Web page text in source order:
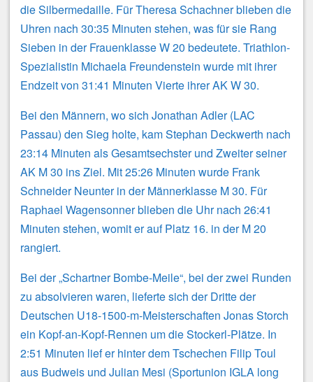
die Silbermedaille. Für Theresa Schachner blieben die
Uhren nach 30:35 Minuten stehen, was für sie Rang
Sieben in der Frauenklasse W 20 bedeutete. Triathlon-
Spezialistin Michaela Freundenstein wurde mit ihrer
Endzeit von 31:41 Minuten Vierte ihrer AK W 30.
Bei den Männern, wo sich Jonathan Adler (LAC
Passau) den Sieg holte, kam Stephan Deckwerth nach
23:14 Minuten als Gesamtsechster und Zweiter seiner
AK M 30 ins Ziel. Mit 25:26 Minuten wurde Frank
Schneider Neunter in der Männerklasse M 30. Für
Raphael Wagensonner blieben die Uhr nach 26:41
Minuten stehen, womit er auf Platz 16. in der M 20
rangiert.
Bei der „Schartner Bombe-Meile“, bei der zwei Runden
zu absolvieren waren, lieferte sich der Dritte der
Deutschen U18-1500-m-Meisterschaften Jonas Storch
ein Kopf-an-Kopf-Rennen um die Stockerl-Plätze. In
2:51 Minuten lief er hinter dem Tschechen Filip Toul
aus Budweis und Julian Mesi (Sportunion IGLA long